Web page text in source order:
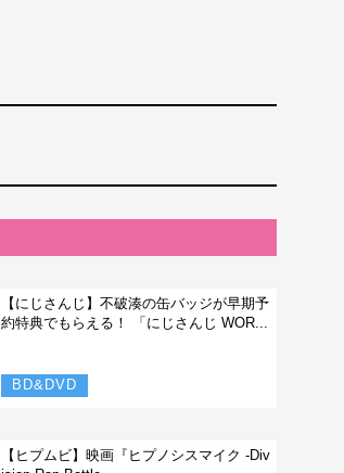
【にじさんじ】不破湊の缶バッジが早期予
約特典でもらえる！ 「にじさんじ WOR...
BD&DVD
【ヒプムビ】映画『ヒプノシスマイク -Div